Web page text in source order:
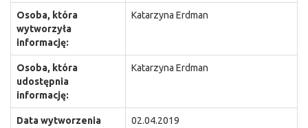
Osoba, która
wytworzyła
informację:
Katarzyna Erdman
Osoba, która
udostępnia
informację:
Katarzyna Erdman
Data wytworzenia
02.04.2019